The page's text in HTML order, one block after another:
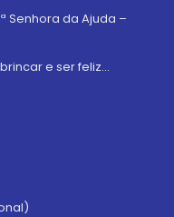
Senhora da Ajuda –
e ser feliz…